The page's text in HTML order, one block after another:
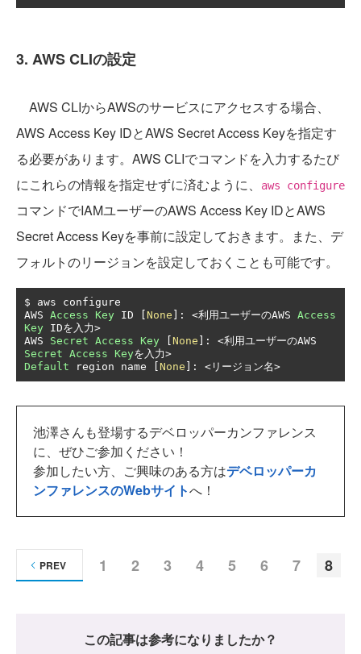
3. AWS CLIの設定
AWS CLIからAWSのサービスにアクセスする場合、
AWS Access Key IDとAWS Secret Access Keyを指定す
る必要があります。AWS CLIでコマンドを入力するたび
にこれらの情報を指定せずに済むように、
aws configure
コマンドでIAMユーザーのAWS Access Key IDとAWS
Secret Access Keyを事前に設定しておきます。また、デ
フォルトのリージョンを設定しておくことも可能です。
$ aws configure
AWS Access Key ID None ]: <利用ユーザーのAWS Access
Key IDを入力>
AWS Secret Access Key None ]: <利用ユーザーの
Secret Access Keyを入力>
Default region name None ]: <リージョン名>
池澤さんも登場するデベロッパーカンファレンス
に、ぜひご参加ください！
参加したい方、ご興味のある方はデベロッパーカ
ンファレンスのWebサイトへ！
1 2 3 4 5 6 7 8
PREV
この記事は参考になりましたか？